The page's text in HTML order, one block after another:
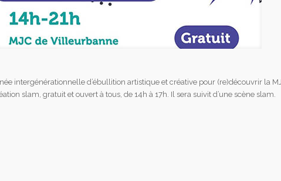
intergénérationnelle d’ébullition artistique et créative pour (re)découvrir la
slam, gratuit et ouvert à tous, de 14h à 17h. Il sera suivit d’une scène slam.